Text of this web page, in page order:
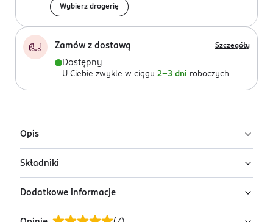
Wybierz drogerię
Zamów z dostawą Szczegóły
Dostępny
U Ciebie zwykle w ciągu 2-3 dni roboczych
Opis
Podkład matujący Rimmel Kind & Free Blur It Out to
lekka formuła, która koi skórę i pomaga zmniejszyć
widoczność porów oraz niedoskonałości.
Kosmetyk został opracowany z myślą o cerze
Składniki
Ingredients: Aqua/Water/Eau, Dimethicone, Zinc Oxide,
Caprylyl Methicone, Glycerin, Silica, Isododecane, Cetyl
Dodatkowe informacje